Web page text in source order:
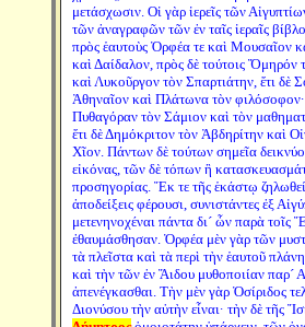
μετάσχωσιν. Οἱ γὰρ ἱερεῖς τῶν
τῶν ἀναγραφῶν τῶν ἐν ταῖς ἱεραῖς
πρὸς ἑαυτοὺς Ὀρφέα τε καὶ Μουσαῖον
καὶ Δαίδαλον, πρὸς δὲ τούτοις Ὅμηρόν
καὶ Λυκοῦργον τὸν Σπαρτιάτην, ἔτι δὲ
Ἀθηναῖον καὶ Πλάτωνα τὸν φιλόσοφον·
Πυθαγόραν τὸν Σάμιον καὶ τὸν
ἔτι δὲ Δημόκριτον τὸν Ἀβδηρίτην καὶ
Χῖον. Πάντων δὲ τούτων σημεῖα
εἰκόνας, τῶν δὲ τόπων ἢ
προσηγορίας. Ἔκ τε τῆς ἑκάστῳ
ἀποδείξεις φέρουσι, συνιστάντες ἐξ
μετενηνοχέναι πάντα δι´ ὧν παρὰ τοῖς
ἐθαυμάσθησαν. Ὀρφέα μὲν γὰρ τῶν
τὰ πλεῖστα καὶ τὰ περὶ τὴν ἑαυτοῦ
καὶ τὴν τῶν ἐν Ἅιδου μυθοποιίαν παρ´
ἀπενέγκασθαι. Τὴν μὲν γὰρ Ὀσίριδος
Διονύσου τὴν αὐτὴν εἶναι· τὴν δὲ τῆς